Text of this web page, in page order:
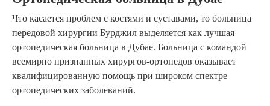
Что касается проблем с костями и суставами, то больница
передовой хирургии Бурджил выделяется как лучшая
ортопедическая больница в Дубае. Больница с командой
всемирно признанных хирургов-ортопедов оказывает
квалифицированную помощь при широком спектре
ортопедических заболеваний.